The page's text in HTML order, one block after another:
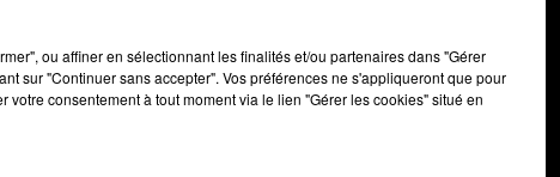
ou affiner en sélectionnant les finalités et/ou partenaires dans "Gérer
sur "Continuer sans accepter". Vos préférences ne s'appliqueront que pour
votre consentement à tout moment via le lien "Gérer les cookies" situé en